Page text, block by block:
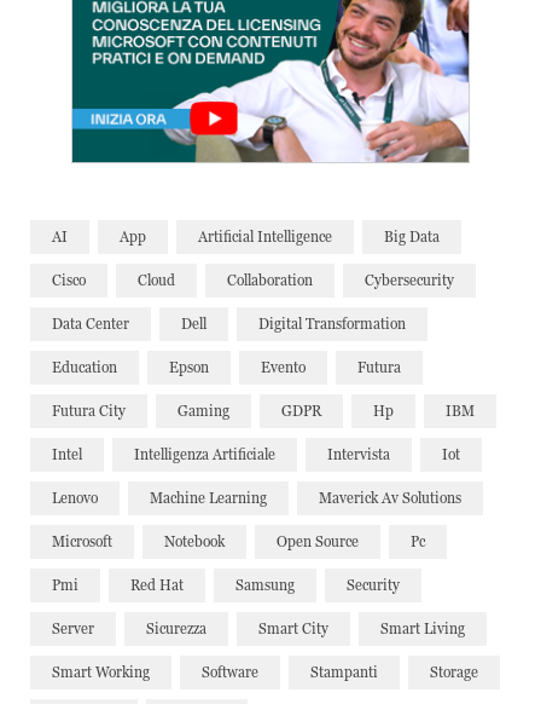
AI App Artificial Intelligence Big Data
Cisco Cloud Collaboration Cybersecurity
Data Center Dell Digital Transformation
Education Epson Evento Futura
Futura City Gaming GDPR Hp IBM
Intel Intelligenza Artificiale Intervista Iot
Lenovo Machine Learning Maverick Av Solutions
Microsoft Notebook Open Source Pc
Pmi Red Hat Samsung Security
Server Sicurezza Smart City Smart Living
Smart Working Software Stampanti Storage